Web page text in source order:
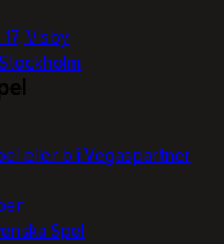
Visby
eller bli Vegaspartner
Spel